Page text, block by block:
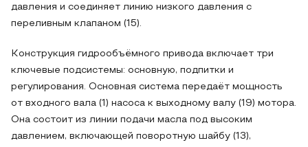
давления и соединяет линию низкого давления с
переливным клапаном (15).
Конструкция гидрообъёмного привода включает три
ключевые подсистемы: основную, подпитки и
регулирования. Основная система передаёт мощность
от входного вала (1) насоса к выходному валу (19) мотора.
Она состоит из линии подачи масла под высоким
давлением, включающей поворотную шайбу (13),